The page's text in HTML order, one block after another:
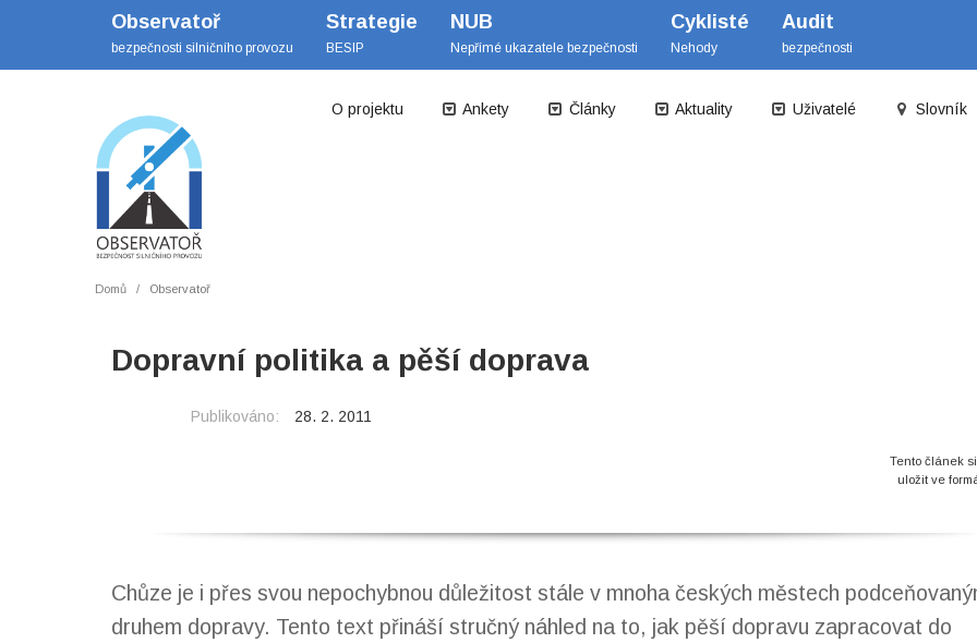
Observatoř
bezpečnosti silničního provozu
Strategie
BESIP
NUB
Nepřímé ukazatele bezpečnosti
Cyklisté
Nehody
Audit
bezpečnosti
O projektu Ankety Články Aktuality Uživatelé Slovník
Domů Observatoř
Dopravní politika a pěší doprava
Publikováno: 28. 2. 2011
Tento článek
uložit ve
Chůze je i přes svou nepochybnou důležitost stále v mnoha českých městech
druhem dopravy. Tento text přináší stručný náhled na to, jak pěší dopravu zapracovat do